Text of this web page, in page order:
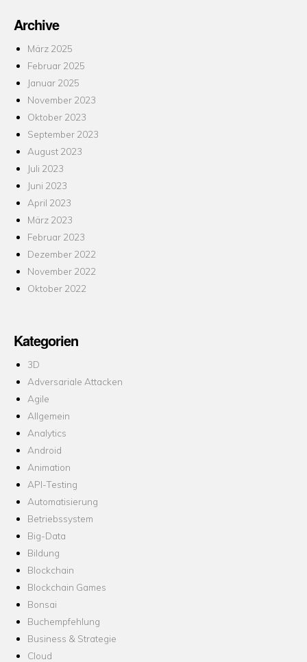
Archive
März 2025
Februar 2025
Januar 2025
November 2023
Oktober 2023
September 2023
August 2023
Juli 2023
Juni 2023
April 2023
März 2023
Februar 2023
Dezember 2022
November 2022
Oktober 2022
Kategorien
3D
Adversariale Attacken
Agile
Allgemein
Analytics
Android
Animation
API-Testing
Automatisierung
Betriebssystem
Big-Data
Bildung
Blockchain
Blockchain Games
Bonsai
Buchempfehlung
Business & Strategie
Cloud